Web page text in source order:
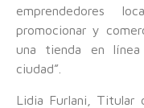
emprendedores
promocionar y
una tienda en
ciudad”.
Lidia Furlani, Titular